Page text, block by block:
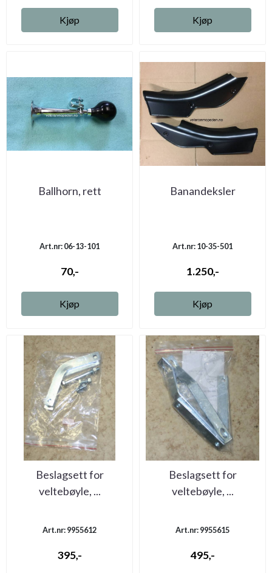
Kjøp Kjøp
Ballhorn, rett
Art.nr: 06-13-101
70,-
Kjøp
Banandeksler
Art.nr: 10-35-501
1.250,-
Kjøp
Beslagsett for
veltebøyle, ...
Art.nr: 9955612
395,-
Beslagsett for
veltebøyle, ...
Art.nr: 9955615
495,-